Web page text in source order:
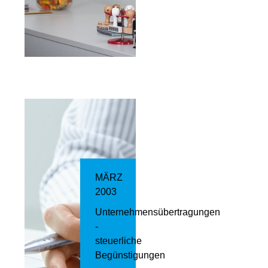
MÄRZ
2003
Unternehmensübertragungen
-
steuerliche
Begünstigungen